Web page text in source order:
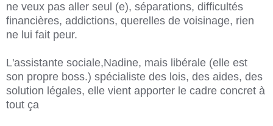
ne veux pas aller seul (e), séparations, difficultés
financières, addictions, querelles de voisinage, rien
ne lui fait peur.
L'assistante sociale,Nadine, mais libérale (elle est
son propre boss.) spécialiste des lois, des aides, des
solution légales, elle vient apporter le cadre concret à
tout ça